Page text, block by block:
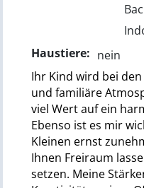
Haustiere: nein
Ihr Kind wird bei
und familiäre
viel Wert auf ein
Ebenso ist es mir
Kleinen ernst
Ihnen Freiraum
setzen. Meine